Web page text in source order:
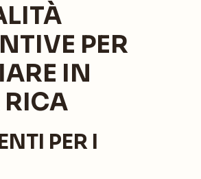
PER
IN
RICA
PER I